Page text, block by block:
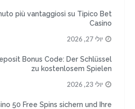
più vantaggiosi su Tipico Bet
Casino
יולי 27, 2026
Bonus Code: Der Schlüssel
zu kostenlosem Spielen
יולי 23, 2026
50 Free Spins sichern und Ihre